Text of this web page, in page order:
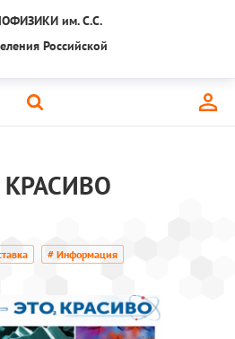
им. С.С.
Российской
# Информация